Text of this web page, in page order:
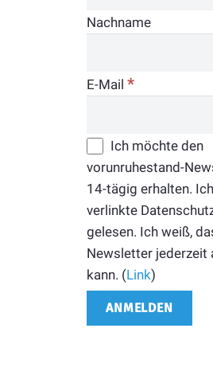
Nachname
E-Mail*
Ich möchte den
vorunruhestand-
14-tägig erhalten.
verlinkte
gelesen. Ich weiß,
Newsletter jederzeit
kann. (Link)